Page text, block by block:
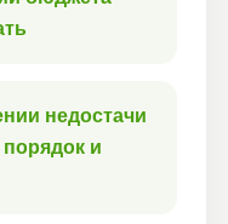
недостачи
и